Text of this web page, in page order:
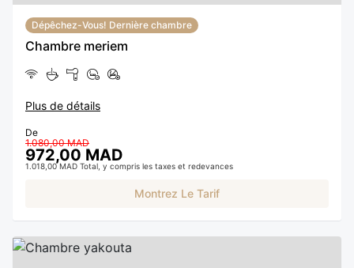
Dépêchez-Vous! Dernière chambre
Chambre meriem
Plus de détails
De
1.080,00 MAD
972,00 MAD
1.018,00 MAD Total, y compris les taxes et redevances
Montrez Le Tarif